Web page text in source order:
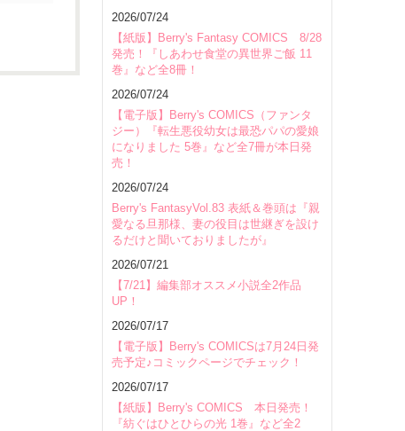
2026/07/24
【紙版】Berry's Fantasy COMICS 8/28
発売！『しあわせ食堂の異世界ご飯 11
巻』など全8冊！
2026/07/24
【電子版】Berry's COMICS（ファンタ
ジー）『転生悪役幼女は最恐パパの愛娘
になりました 5巻』など全7冊が本日発
売！
2026/07/24
Berry's FantasyVol.83 表紙＆巻頭は『親
愛なる旦那様、妻の役目は世継ぎを設け
るだけと聞いておりましたが』
2026/07/21
【7/21】編集部オススメ小説全2作品
UP！
2026/07/17
【電子版】Berry's COMICSは7月24日発
売予定♪コミックページでチェック！
2026/07/17
【紙版】Berry's COMICS 本日発売！
『紡ぐはひとひらの光 1巻』など全2